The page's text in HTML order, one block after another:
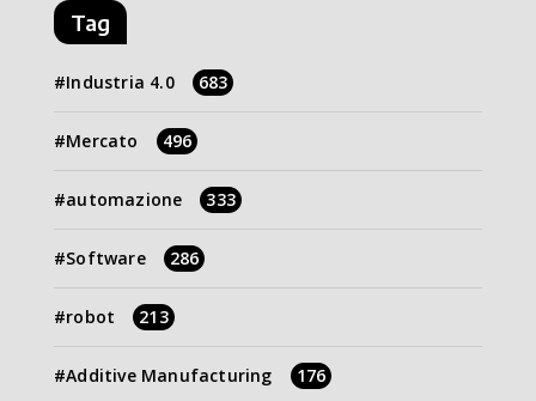
Tag
Industria 4.0 683
Mercato 496
automazione 333
Software 286
robot 213
Additive Manufacturing 176